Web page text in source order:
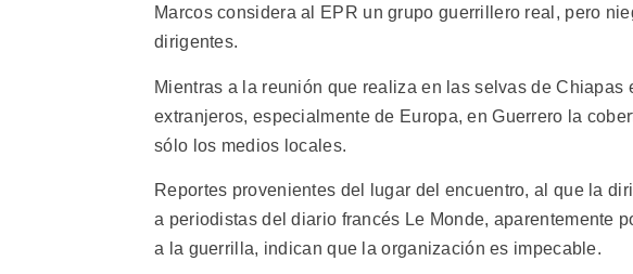
Marcos considera al EPR un grupo guerrillero real, pero
dirigentes.
Mientras a la reunión que realiza en las selvas de
extranjeros, especialmente de Europa, en Guerrero la
sólo los medios locales.
Reportes provenientes del lugar del encuentro, al que la
a periodistas del diario francés Le Monde, aparentemente
a la guerrilla, indican que la organización es impecable.